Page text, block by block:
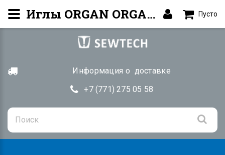
Информация о доставке
+7 (771) 275 05 58
Пусто
Иглы ORGAN ORGAN DVx57 №80/12. Купить в Алматы | SEWTECH.KZ